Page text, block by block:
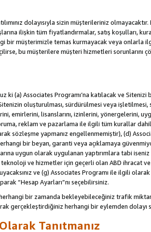
dolayısıyla sizin müşterileriniz
ilişkin tüm fiyatlandırmalar, satış koşulları,
bir müşterimizle temas kurmayacak veya onlarla
bu müşterilere müşteri hizmetleri sorunlarını
ki (a) Associates Programı’na katılacak ve
Sitenizin oluşturulması, sürdürülmesi veya
emirlerini, lisanslarını, izinlerini, yönergelerini,
reklam ve pazarlama ile ilgili tüm kurallar
sözleşme yapmanız engellenmemiştir), (d)
bir beyan, garanti veya açıklamaya
uygun olarak uygulanan yaptırımlara tabi
ve hizmetler için geçerli olan ABD ihracat
ve (g) Associates Programı ile ilgili
“Hesap Ayarları”nı seçebilirsiniz.
bir zamanda bekleyebileceğiniz trafik
gerçekleştirdiğiniz herhangi bir eylemden dolayı
Tanıtmanız